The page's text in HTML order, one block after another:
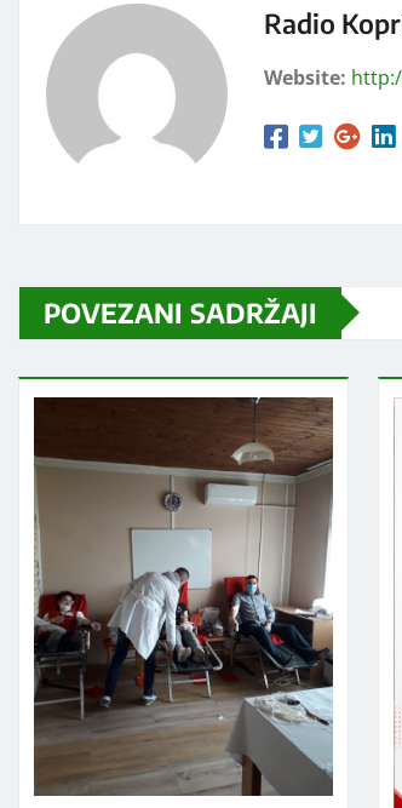
Radio
Website:
POVEZANI SADRŽAJI